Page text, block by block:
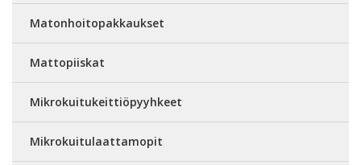
Matonhoitopakkaukset
Mattopiiskat
Mikrokuitukeittiöpyyhkeet
Mikrokuitulaattamopit